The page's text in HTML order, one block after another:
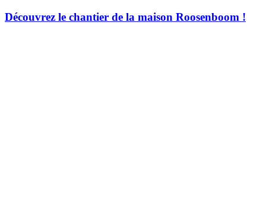
Découvrez le chantier de la maison Roosenboom !